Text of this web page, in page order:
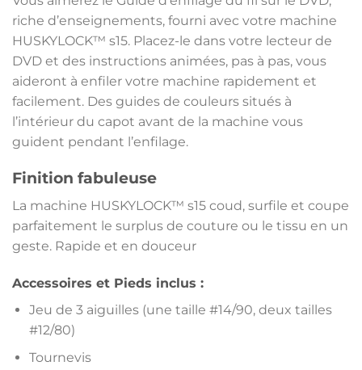
riche d’enseignements, fourni avec votre machine
HUSKYLOCK™ s15. Placez-le dans votre lecteur de
DVD et des instructions animées, pas à pas, vous
aideront à enfiler votre machine rapidement et
facilement. Des guides de couleurs situés à
l’intérieur du capot avant de la machine vous
guident pendant l’enfilage.
Finition fabuleuse
La machine HUSKYLOCK™ s15 coud, surfile et coupe
parfaitement le surplus de couture ou le tissu en un
geste. Rapide et en douceur
Accessoires et Pieds inclus :
Jeu de 3 aiguilles (une taille #14/90, deux tailles
#12/80)
Tournevis